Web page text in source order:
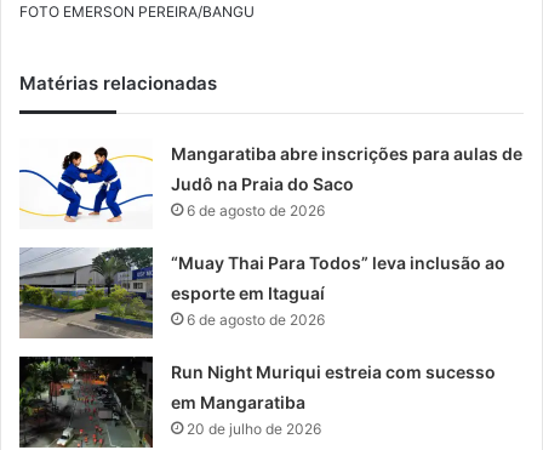
FOTO EMERSON PEREIRA/BANGU
Matérias relacionadas
Mangaratiba abre inscrições para aulas de
Judô na Praia do Saco
6 de agosto de 2026
“Muay Thai Para Todos” leva inclusão ao
esporte em Itaguaí
6 de agosto de 2026
Run Night Muriqui estreia com sucesso
em Mangaratiba
20 de julho de 2026